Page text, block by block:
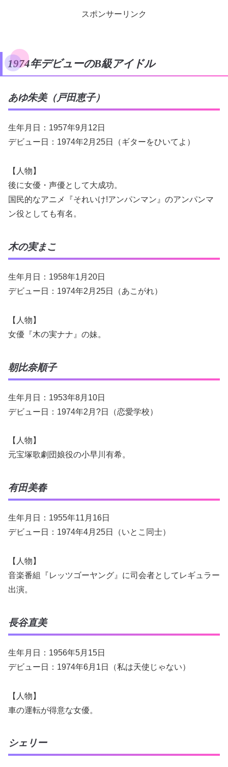
スポンサーリンク
1974年デビューのB級アイドル
あゆ朱美（戸田恵子）
生年月日：1957年9月12日
デビュー日：1974年2月25日（ギターをひいてよ）
【人物】
後に女優・声優として大成功。
国民的なアニメ『それいけ!アンパンマン』のアンパンマ
ン役としても有名。
木の実まこ
生年月日：1958年1月20日
デビュー日：1974年2月25日（あこがれ）
【人物】
女優『木の実ナナ』の妹。
朝比奈順子
生年月日：1953年8月10日
デビュー日：1974年2月?日（恋愛学校）
【人物】
元宝塚歌劇団娘役の小早川有希。
有田美春
生年月日：1955年11月16日
デビュー日：1974年4月25日（いとこ同士）
【人物】
音楽番組『レッツゴーヤング』に司会者としてレギュラー
出演。
長谷直美
生年月日：1956年5月15日
デビュー日：1974年6月1日（私は天使じゃない）
【人物】
車の運転が得意な女優。
シェリー